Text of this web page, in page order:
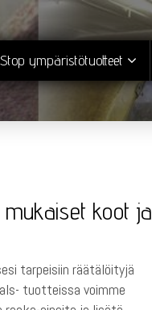
ympäristötuotteet
mukaiset koot ja
tarpeisiin räätälöityjä
tuotteissa voimme